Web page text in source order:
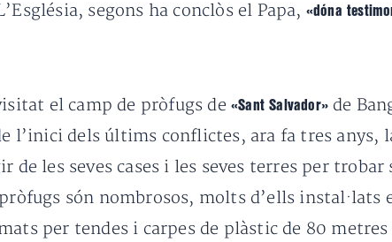
segons ha conclòs el Papa, «dóna
el camp de pròfugs de «Sant Salvador» de
l’inici dels últims conflictes, ara fa tres
de les seves cases i les seves terres per
són nombrosos, molts d’ells
per tendes i carpes de plàstic de 80